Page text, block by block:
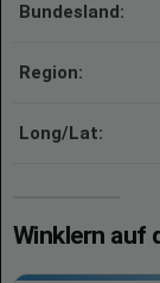
Bundesland:
Region:
Long/Lat:
Winklern auf